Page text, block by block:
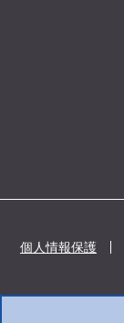
個人情報保護